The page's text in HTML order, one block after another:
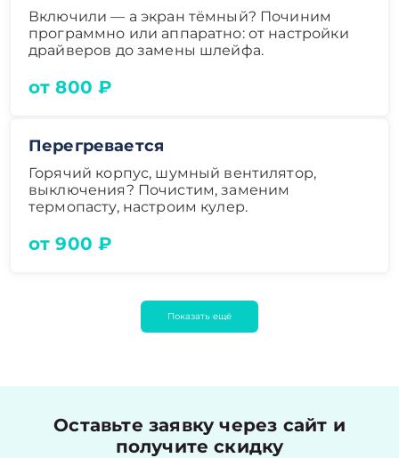
Включили — а экран тёмный? Починим
программно или аппаратно: от настройки
драйверов до замены шлейфа.
от 800 ₽
Перегревается
Горячий корпус, шумный вентилятор,
выключения? Почистим, заменим
термопасту, настроим кулер.
от 900 ₽
Показать ещё
Оставьте заявку через сайт и
получите скидку